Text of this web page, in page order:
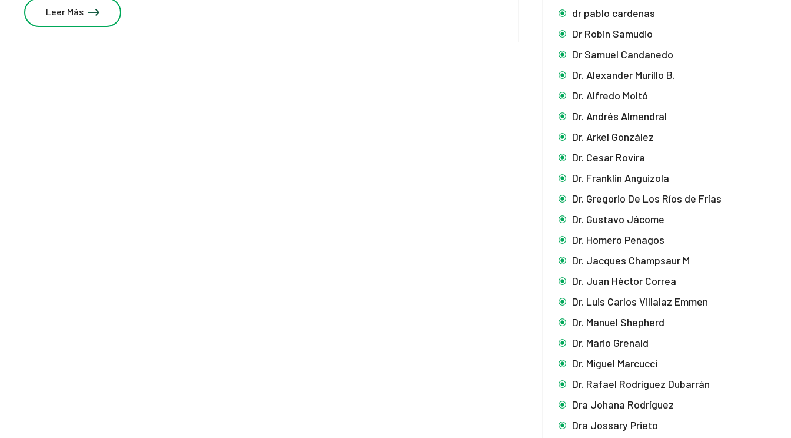
dr pablo cardenas
Dr Robin Samudio
Dr Samuel Candanedo
Dr. Alexander Murillo B.
Dr. Alfredo Moltó
Dr. Andrés Almendral
Dr. Arkel González
Dr. Cesar Rovira
Dr. Franklin Anguizola
Dr. Gregorio De Los Ríos de Frías
Dr. Gustavo Jácome
Dr. Homero Penagos
Dr. Jacques Champsaur M
Dr. Juan Héctor Correa
Dr. Luis Carlos Villalaz Emmen
Dr. Manuel Shepherd
Dr. Mario Grenald
Dr. Miguel Marcucci
Dr. Rafael Rodríguez Dubarrán
Dra Johana Rodríguez
Dra Jossary Prieto
Leer Más